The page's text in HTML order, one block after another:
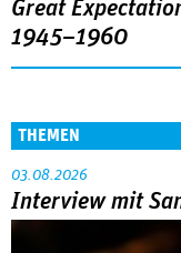
Great
1945–1960
THEMEN
03.08.2026
Interview mit